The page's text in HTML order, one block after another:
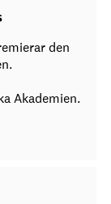
den
Akademien.